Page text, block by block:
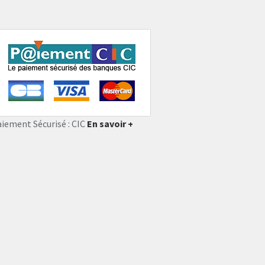
Sécurisé : CIC En savoir +